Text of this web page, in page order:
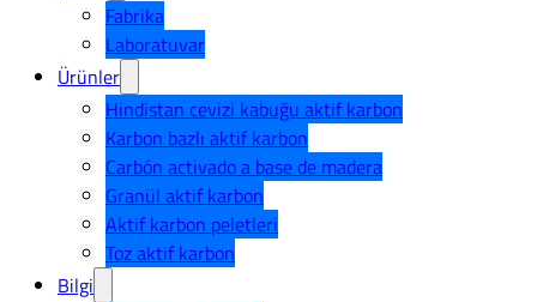
Fabrika
Laboratuvar
Ürünler
Hindistan cevizi kabuğu aktif karbon
Karbon bazlı aktif karbon
Carbón activado a base de madera
Granül aktif karbon
Aktif karbon peletleri
Toz aktif karbon
Bilgi